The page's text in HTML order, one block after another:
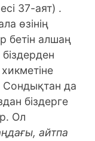
37-аят) .
өзінің
бетін алшаң
біздерден
Сондықтан да
біздерге
Ол
айтпа